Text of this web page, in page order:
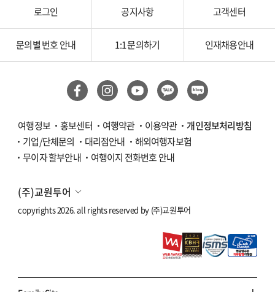
로그인 공지사항 고객센터
문의별 번호 안내 1:1 문의하기 인재채용안내
여행정보 홍보센터 여행약관 이용약관
개인정보처리방침
기업/단체문의
대리점안내
해외여행자보험
무이자 할부안내
여행이지 전화번호 안내
(주)교원투어
copyrights 2026. all rights reserved by (주)교원투어